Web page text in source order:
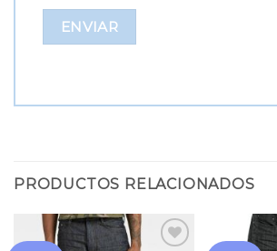
PRODUCTOS RELACIONADOS